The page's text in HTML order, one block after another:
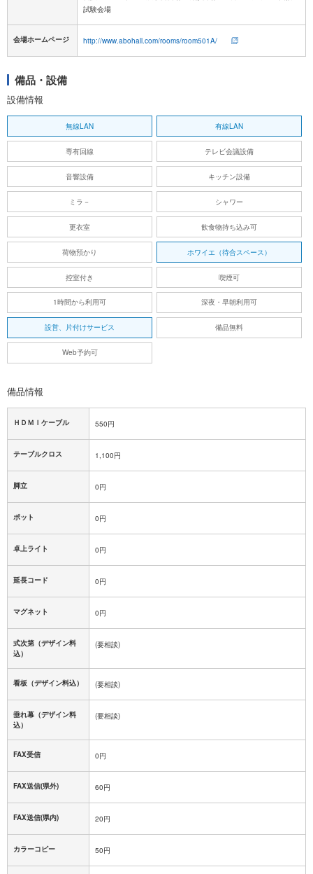
試験会場
会場ホームページ http://www.abohall.com/rooms/room501A/
備品・設備
設備情報
無線LAN 有線LAN
専有回線 テレビ会議設備
音響設備 キッチン設備
ミラ－ シャワー
更衣室 飲食物持ち込み可
荷物預かり ホワイエ（待合スペース）
控室付き 喫煙可
1時間から利用可 深夜・早朝利用可
設営、片付けサービス 備品無料
Web予約可
備品情報
ＨＤＭＩケーブル 550円
テーブルクロス 1,100円
脚立 0円
ポット 0円
卓上ライト 0円
延長コード 0円
マグネット 0円
式次第（デザイン料
込）
(要相談)
看板（デザイン料込） (要相談)
垂れ幕（デザイン料
込）
(要相談)
FAX受信 0円
FAX送信(県外) 60円
FAX送信(県内) 20円
カラーコピー 50円